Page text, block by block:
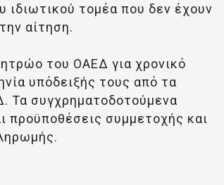
ιδιωτικού τομέα που δεν έχουν
αίτηση.
του ΟΑΕΔ για χρονικό
υπόδειξής τους από τα
συγχρηματοδοτούμενα
προϋποθέσεις συμμετοχής και